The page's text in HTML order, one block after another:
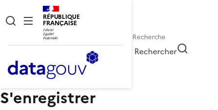
RÉPUBLIQUE
FRANÇAISE
Rechercher
S'enregistrer